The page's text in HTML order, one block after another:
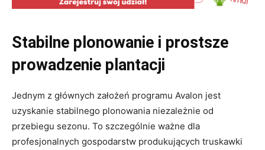
Stabilne plonowanie i prostsze
prowadzenie plantacji
Jednym z głównych założeń programu Avalon jest
uzyskanie stabilnego plonowania niezależnie od
przebiegu sezonu. To szczególnie ważne dla
profesjonalnych gospodarstw produkujących truskawki